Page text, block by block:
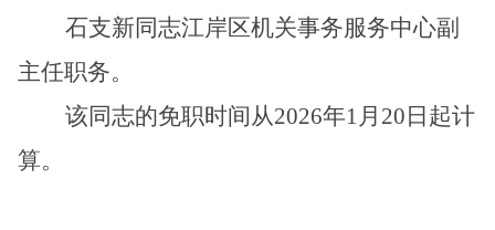
石支新同志江岸区机关事务服务中心副
主任职务。
该同志的免职时间从2026年1月20日起计
算。